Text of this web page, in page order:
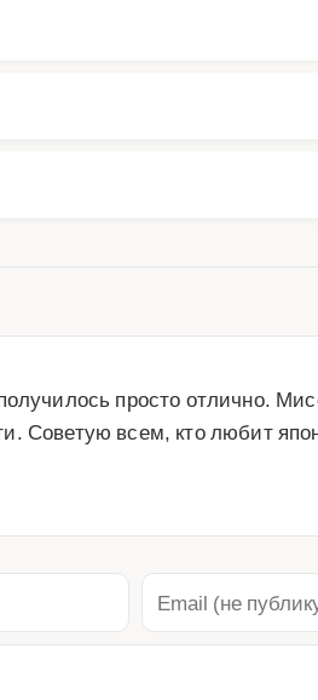
просто отлично.
Советую всем, кто любит